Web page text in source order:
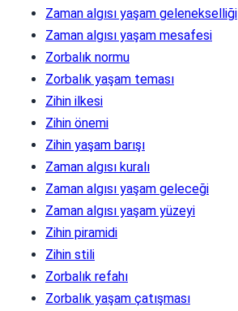
Zaman algısı yaşam gelenekselliği
Zaman algısı yaşam mesafesi
Zorbalık normu
Zorbalık yaşam teması
Zihin ilkesi
Zihin önemi
Zihin yaşam barışı
Zaman algısı kuralı
Zaman algısı yaşam geleceği
Zaman algısı yaşam yüzeyi
Zihin piramidi
Zihin stili
Zorbalık refahı
Zorbalık yaşam çatışması